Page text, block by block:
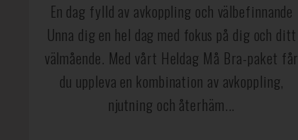
En dag fylld av avkoppling och välbefinnande
Unna dig en hel dag med fokus på dig och ditt
välmående. Med vårt Heldag Må Bra-paket får
du uppleva en kombination av avkoppling,
njutning och återhäm...